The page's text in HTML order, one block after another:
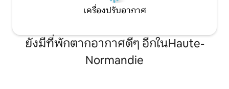
เครื่องปรับอากาศ
ยังมีที่พักตากอากาศดีๆ อีกในHaute-
Normandie